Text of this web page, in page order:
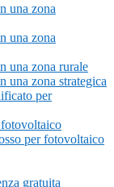
una zona
una zona
una zona rurale
una zona strategica
per
per fotovoltaico
gratuita